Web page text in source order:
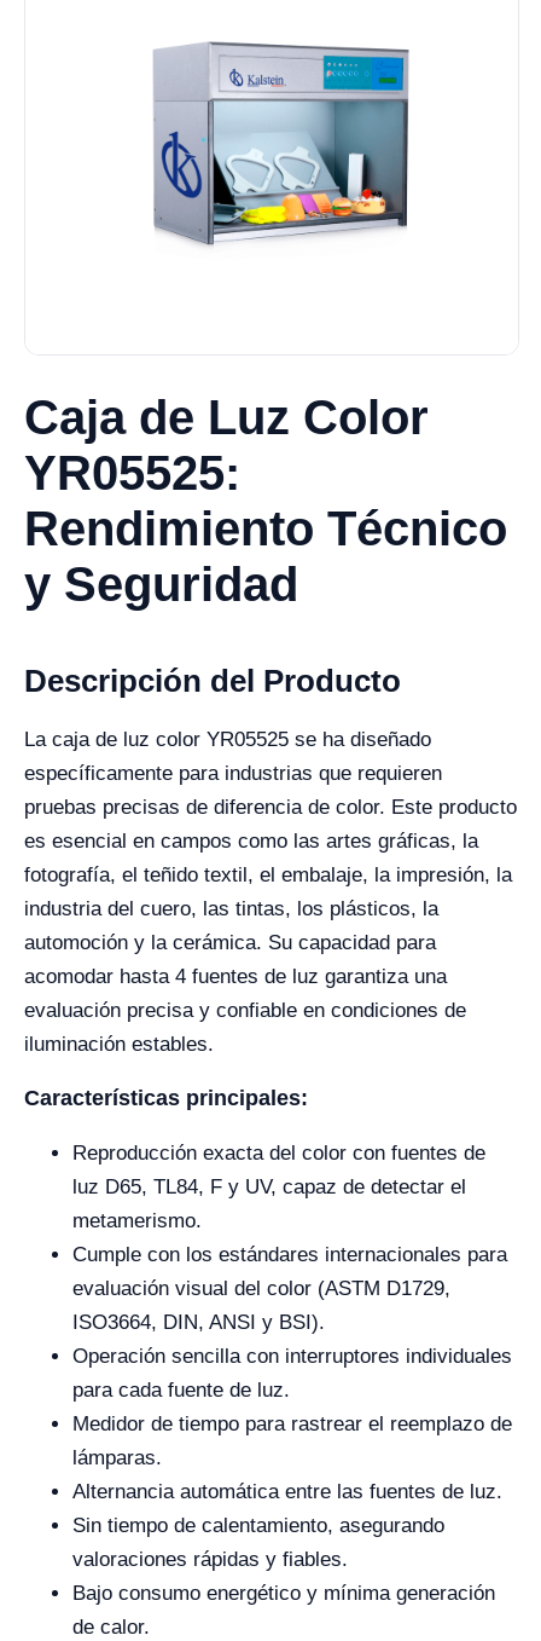
Caja de Luz Color
YR05525:
Rendimiento Técnico
y Seguridad
Descripción del Producto
La caja de luz color YR05525 se ha diseñado
específicamente para industrias que requieren
pruebas precisas de diferencia de color. Este producto
es esencial en campos como las artes gráficas, la
fotografía, el teñido textil, el embalaje, la impresión, la
industria del cuero, las tintas, los plásticos, la
automoción y la cerámica. Su capacidad para
acomodar hasta 4 fuentes de luz garantiza una
evaluación precisa y confiable en condiciones de
iluminación estables.
Características principales:
Reproducción exacta del color con fuentes de
luz D65, TL84, F y UV, capaz de detectar el
metamerismo.
Cumple con los estándares internacionales para
evaluación visual del color (ASTM D1729,
ISO3664, DIN, ANSI y BSI).
Operación sencilla con interruptores individuales
para cada fuente de luz.
Medidor de tiempo para rastrear el reemplazo de
lámparas.
Alternancia automática entre las fuentes de luz.
Sin tiempo de calentamiento, asegurando
valoraciones rápidas y fiables.
Bajo consumo energético y mínima generación
de calor.